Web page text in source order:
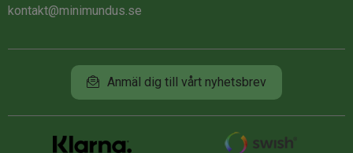
kontakt@minimundus.se
Anmäl dig till vårt nyhetsbrev